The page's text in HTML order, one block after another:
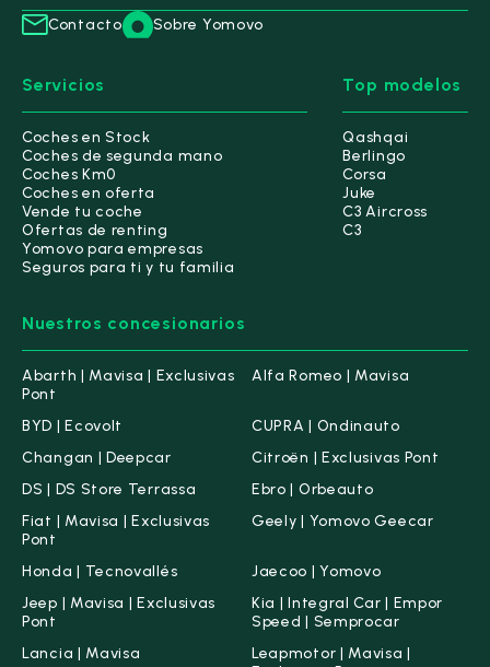
Contacto Sobre Yomovo
Servicios
Coches en Stock
Coches de segunda mano
Coches Km0
Coches en oferta
Vende tu coche
Ofertas de renting
Yomovo para empresas
Seguros para ti y tu familia
Top modelos
Qashqai
Berlingo
Corsa
Juke
C3 Aircross
C3
Nuestros concesionarios
Abarth | Mavisa | Exclusivas
Pont
Alfa Romeo | Mavisa
BYD | Ecovolt
CUPRA | Ondinauto
Changan | Deepcar
Citroën | Exclusivas Pont
DS | DS Store Terrassa
Ebro | Orbeauto
Fiat | Mavisa | Exclusivas
Pont
Geely | Yomovo Geecar
Honda | Tecnovallés
Jaecoo | Yomovo
Jeep | Mavisa | Exclusivas
Pont
Kia | Integral Car | Empor
Speed | Semprocar
Lancia | Mavisa
Leapmotor | Mavisa |